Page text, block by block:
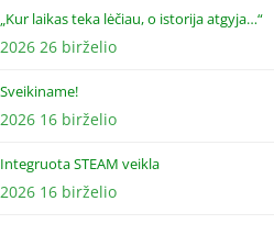
„Kur laikas teka lėčiau, o istorija atgyja…“
2026 26 birželio
Sveikiname!
2026 16 birželio
Integruota STEAM veikla
2026 16 birželio